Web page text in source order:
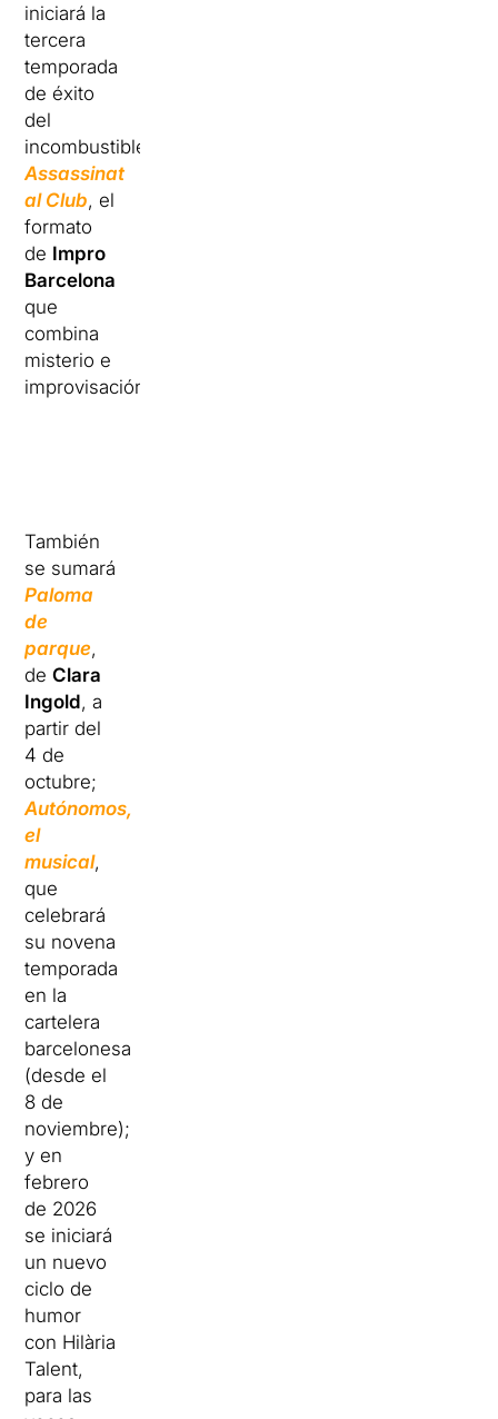
iniciará la
tercera
temporada
de éxito
del
incombustible
Assassinat
al Club, el
formato
de Impro
Barcelona
que
combina
misterio e
improvisación.
También
se sumará
Paloma
de
parque,
deClara
Ingold, a
partir del
4 de
octubre;
Autónomos,
el
musical,
que
celebrará
su novena
temporada
en la
cartelera
barcelonesa
(desde el
8 de
noviembre);
y en
febrero
de 2026
se iniciará
un nuevo
ciclo de
humor
con Hilària
Talent,
para las